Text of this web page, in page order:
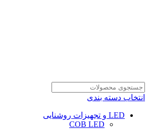
انتخاب دسته بندی
LED و تجهیزات روشنایی
COB LED